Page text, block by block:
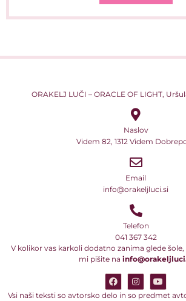
ORAKELJ LUČI – ORACLE OF LIGHT,
Naslov
Videm 82, 1312 Videm
Email
info@orakeljluci.si
Telefon
041 367 342
V kolikor vas karkoli dodatno zanima glede
mi pišite na
Vsi naši teksti so avtorsko delo in so predmet